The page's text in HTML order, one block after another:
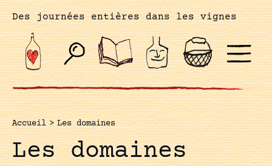
Des journées entières dans les vignes
Accueil > Les domaines
Les domaines